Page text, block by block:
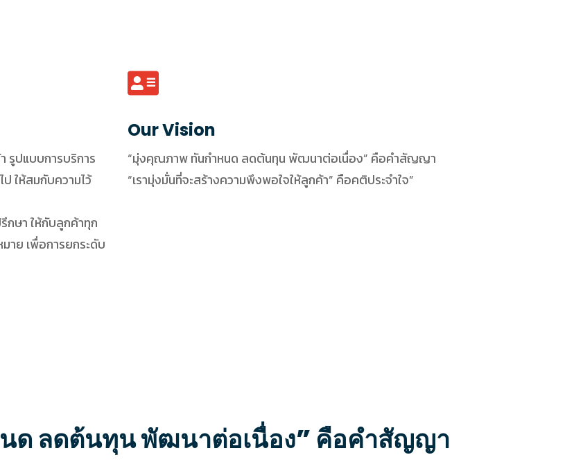
รูปแบบการบริการ
ให้สมกับความไว้
กษา ให้กับลูกค้าทุก
าย เพื่อการยกระดับ
Our Vision
“มุ่งคุณภาพ ทันกำหนด ลดต้นทุน พัฒนาต่อเนื่อง” คือคำสัญญา
“เรามุ่งมั่นที่จะสร้างความพึงพอใจให้ลูกค้า” คือคติประจำใจ”
ด ลดต้นทุน พัฒนาต่อเนื่อง” คือคำสัญญา